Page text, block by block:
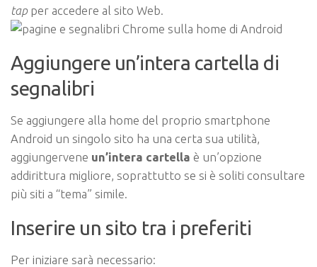
tapper accedere al sito Web.
Aggiungere un’intera cartella di
segnalibri
Se aggiungere alla home del proprio smartphone
Android un singolo sito ha una certa sua utilità,
aggiungervene un’intera cartella è un’opzione
addirittura migliore, soprattutto se si è soliti consultare
più siti a “tema” simile.
Inserire un sito tra i preferiti
Per iniziare sarà necessario: